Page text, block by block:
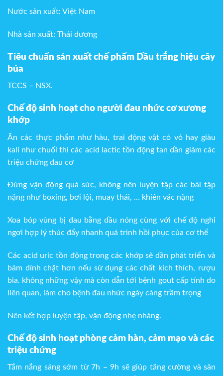
Nước sản xuất: Việt Nam
Nhà sản xuất: Thái dương
Tiêu chuẩn sản xuất chế phẩm Dầu trắng hiệu cây
búa
TCCS – NSX.
Chế độ sinh hoạt cho người đau nhức cơ xương
khớp
Ăn các thực phẩm như hàu, trai động vật có vỏ hay giàu
kali như chuối thì các acid lactic tồn động tan dần giảm các
triệu chứng đau cơ
Đừng vận động quá sức, không nên luyện tập các bài tập
nặng như boxing, bơi lội, muay thái, … khiên vác nặng
Xoa bóp vùng bị đau bằng dầu nóng cùng với chế độ nghỉ
ngơi hợp lý thúc đẩy nhanh quá trình hồi phục của cơ thể
Các acid uric tồn động trong các khớp sẽ dần phát triển và
bám dính chặt hơn nếu sử dụng các chất kích thích, rượu
bia. không những vậy mà còn dẫn tới bệnh gout cấp tính do
liên quan, làm cho bệnh đau nhức ngày càng trầm trọng
Nên kết hợp luyện tập, vận động nhẹ nhàng.
Chế độ sinh hoạt phòng cảm hàn, cảm mạo và các
triệu chứng
Tắm nắng sáng sớm từ 7h – 9h sẽ giúp tăng cường và sản